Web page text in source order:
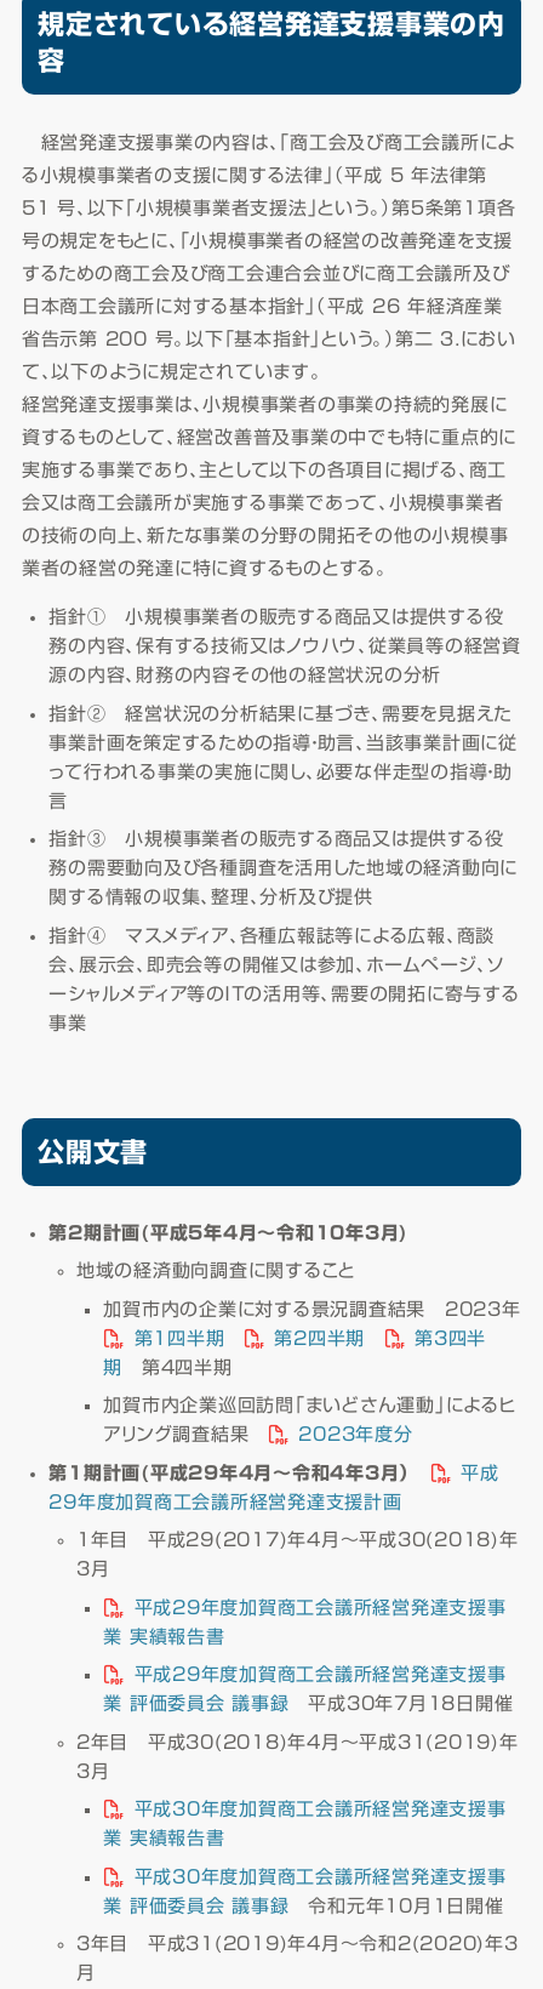
規定されている経営発達支援事業の内
容
経営発達支援事業の内容は、「商工会及び商工会議所によ
る小規模事業者の支援に関する法律」（平成 5 年法律第
51 号、以下「小規模事業者支援法」という。）第５条第１項各
号の規定をもとに、「小規模事業者の経営の改善発達を支援
するための商工会及び商工会連合会並びに商工会議所及び
日本商工会議所に対する基本指針」（平成 26 年経済産業
省告示第 200 号。以下「基本指針」という。）第二 ３．におい
て、以下のように規定されています。
経営発達支援事業は、小規模事業者の事業の持続的発展に
資するものとして、経営改善普及事業の中でも特に重点的に
実施する事業であり、主として以下の各項目に掲げる、商工
会又は商工会議所が実施する事業であって、小規模事業者
の技術の向上、新たな事業の分野の開拓その他の小規模事
業者の経営の発達に特に資するものとする。
指針① 小規模事業者の販売する商品又は提供する役
務の内容、保有する技術又はノウハウ、従業員等の経営資
源の内容、財務の内容その他の経営状況の分析
指針② 経営状況の分析結果に基づき、需要を見据えた
事業計画を策定するための指導・助言、当該事業計画に従
って行われる事業の実施に関し、必要な伴走型の指導・助
言
指針③ 小規模事業者の販売する商品又は提供する役
務の需要動向及び各種調査を活用した地域の経済動向に
関する情報の収集、整理、分析及び提供
指針④ マスメディア、各種広報誌等による広報、商談
会、展示会、即売会等の開催又は参加、ホームページ、ソ
ーシャルメディア等のＩＴの活用等、需要の開拓に寄与する
事業
公開文書
第2期計画(平成5年4月～令和10年3月)
地域の経済動向調査に関すること
加賀市内の企業に対する景況調査結果 2023年
第1四半期
第2四半期
第3四半
期
第4四半期
加賀市内企業巡回訪問「まいどさん運動」によるヒ
アリング調査結果
2023年度分
第1期計画(平成29年4月～令和4年3月）
平成
29年度加賀商工会議所経営発達支援計画
1年目 平成29(2017)年4月～平成30(2018)年
3月
平成29年度加賀商工会議所経営発達支援事
業 実績報告書
平成29年度加賀商工会議所経営発達支援事
業 評価委員会 議事録 平成30年7月18日開催
2年目 平成30(2018)年4月～平成31(2019)年
3月
平成30年度加賀商工会議所経営発達支援事
業 実績報告書
平成30年度加賀商工会議所経営発達支援事
業 評価委員会 議事録 令和元年10月1日開催
3年目 平成31(2019)年4月～令和2(2020)年3
月